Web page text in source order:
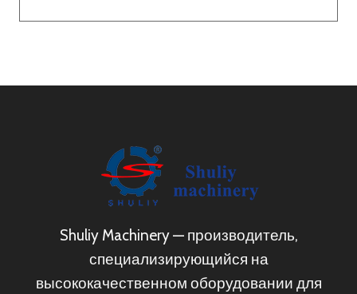
Shuliy Machinery — производитель,
специализирующийся на
высококачественном оборудовании для